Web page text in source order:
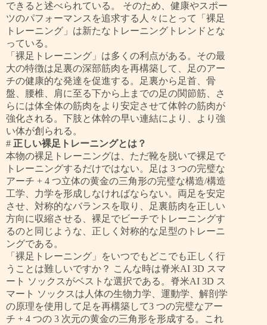
できると述べられている。 そのため、健康やスポー
ツのパフォーマンスを追求する人々にとって「裸足
トレーニング」は新たなトレーニングトレンドとな
っている。
「裸足トレーニング」は多くの利点がある。その最
大の特徴は足裏の深部筋肉を再構築して、足のアー
チの健康的な発達を促進する。足裏から足首、骨
盤、腰椎、肩に至る下から上までの足の関節筋、さ
らには体全体の筋肉をより安定させて体幹の筋肉が
強化される。下肢と体幹の早い連結により、より強
い体が創られる。
# 正しい裸足トレーニングとは？
本物の裸足トレーニングは、ただ靴を脱いで裸足で
トレーニングするだけではない。足は 3 つの完璧な
アーチ + 4 つ立体の黄金の三角形の完璧な構造/構造
工学、力学を形成しなければならない。両足を安定
させ、対称的なバランスを取り、足裏筋肉を正しい
方向に収縮させる、裸足でビーチでトレーニングす
るのと同じような、正しく対称的な足型のトレーニ
ングである。
「裸足トレーニング」をいつでもどこでも正しく行
うことは難しいですか？ こんな時は脊米AI 3D スマ
ート ソックスがベストな選択である。脊米AI 3D ス
マート ソックスは人体の生物力学、運動学、解剖学
の原理を使用して足を再構築して3 つの完璧なアー
チ + 4 つの 3 次元の黄金の三角形を形成する。これ